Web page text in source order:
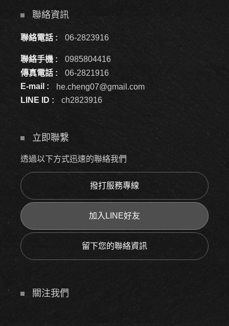
聯絡資訊
聯絡電話 : 06-2823916
聯絡手機 :
0985804416
傳真電話 :
06-2821916
E-mail :
he.cheng07@gmail.com
LINE ID :
ch2823916
立即聯繫
透過以下方式迅速的聯絡我們
撥打服務專線
加入LINE好友
留下您的聯絡資訊
關注我們